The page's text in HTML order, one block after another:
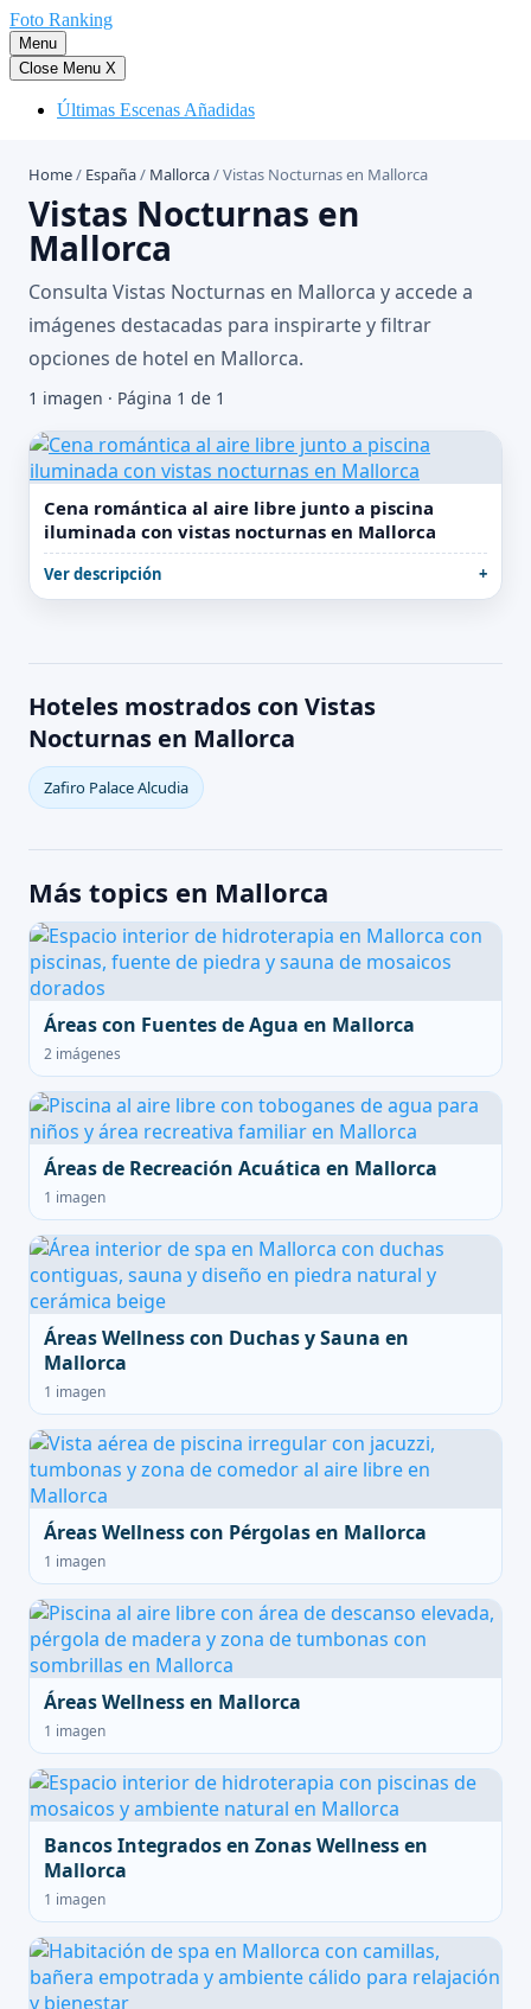
Saltar
al
contenido
Foto Ranking
Menu
Close Menu X
Últimas Escenas Añadidas
Home/ España/ Mallorca/Vistas Nocturnas en Mallorca
Vistas Nocturnas en
Mallorca
Consulta Vistas Nocturnas en Mallorca y accede a
imágenes destacadas para inspirarte y filtrar
opciones de hotel en Mallorca.
1 imagen · Página 1 de 1
Cena romántica al aire libre junto a piscina
iluminada con vistas nocturnas en Mallorca
Ver descripción
Hoteles mostrados con Vistas
Nocturnas en Mallorca
Zafiro Palace Alcudia
Más topics en Mallorca
Áreas con Fuentes de Agua en Mallorca
2 imágenes
Áreas de Recreación Acuática en Mallorca
1 imagen
Áreas Wellness con Duchas y Sauna en
Mallorca
1 imagen
Áreas Wellness con Pérgolas en Mallorca
1 imagen
Áreas Wellness en Mallorca
1 imagen
Bancos Integrados en Zonas Wellness en
Mallorca
1 imagen